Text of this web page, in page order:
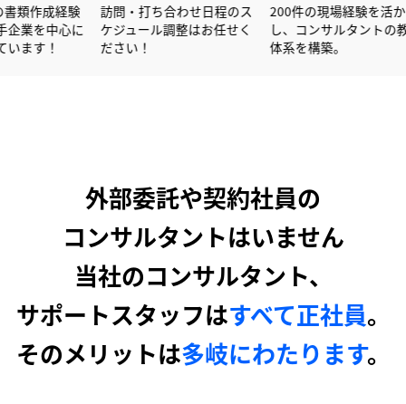
200件の現
し、コンサ
体系を構築
訪問・打ち合わせ日程のス
ケジュール調整はお任せく
600社以上の書類作成経験
を活かし大手企業を中心に
サポートしています！
外部委託や契約社員の
コンサルタントはいません
当社のコンサルタント、
サポートスタッフはすべて正社員。
そのメリットは多岐にわたります。